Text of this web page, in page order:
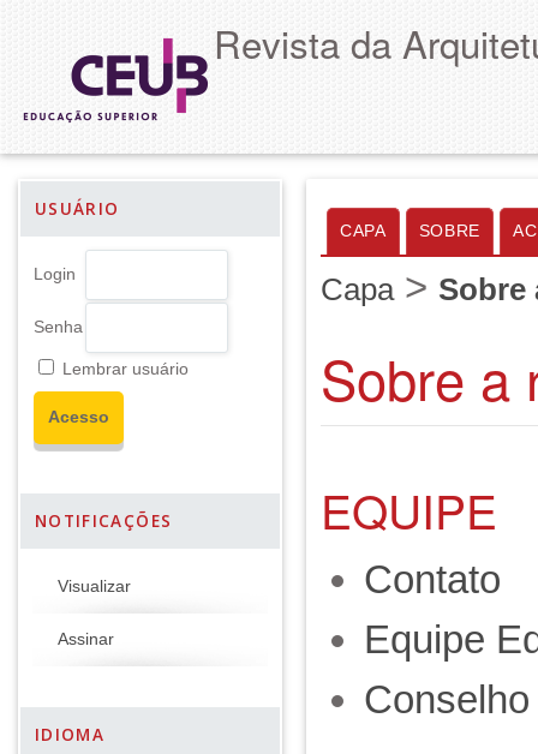
Revista da
USUÁRIO
Login
Senha
Lembrar usuário
NOTIFICAÇÕES
Visualizar
Assinar
IDIOMA
CAPA SOBRE
Capa> Sobre
Sobre a
EQUIPE
Contato
Equipe